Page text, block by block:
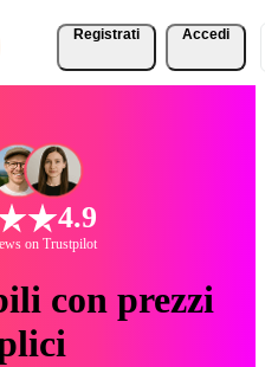
Registrati Accedi
4.9
on Trustpilot
con prezzi